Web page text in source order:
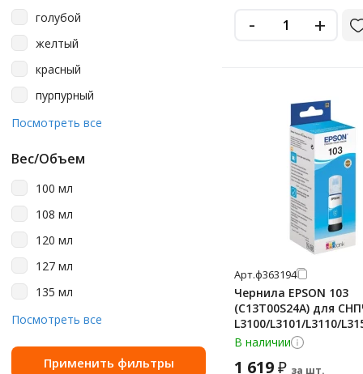
голубой
желтый
красный
пурпурный
светло-голубой
Посмотреть все
Вес/Объем
100 мл
108 мл
120 мл
127 мл
135 мл
140 мл
170 мл
250 мл
Посмотреть все
- +
Арт.ф363194
Чернила EPSON 103
(C13T00S24A) для
L3100/L3101/L3110/
голубые,
В наличии
1 619₽ за шт.